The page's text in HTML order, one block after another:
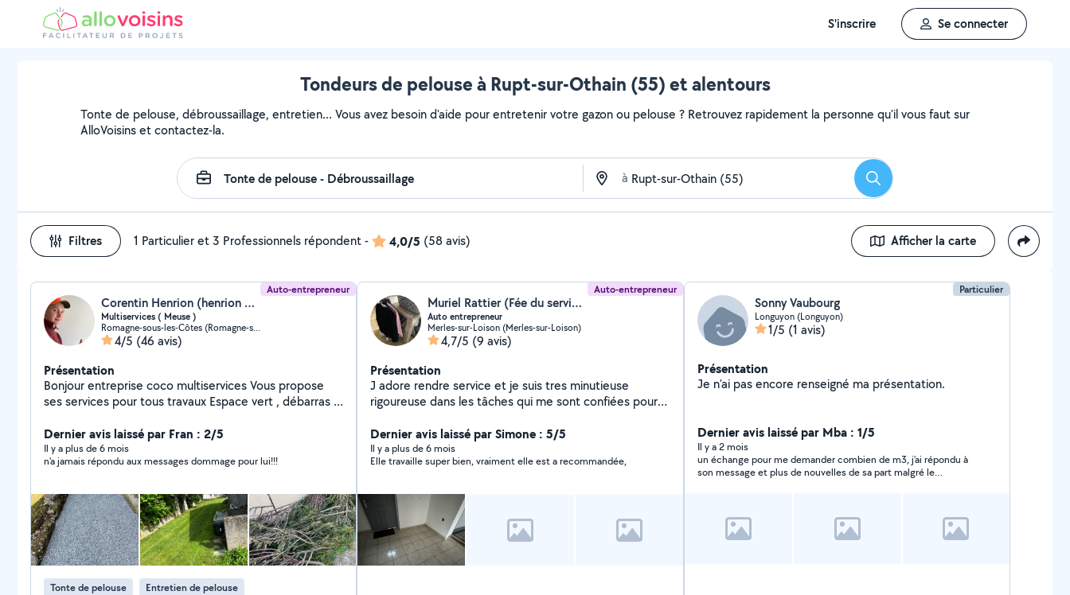
S'inscrire Se connecter
Tondeurs de pelouse à Rupt-sur-Othain (55) et alentours
Tonte de pelouse, débroussaillage, entretien... Vous avez besoin d'aide pour entretenir votre gazon ou pelouse ? Retrouvez rapidement la personne qu'il vous faut sur
AlloVoisins et contactez-la.
à Rechercher
Filtres 1 Particulier et 3 Professionnels répondent- 4,0/5 (58 avis) Afficher la carte
Auto-entrepreneur
Corentin Henrion (henrion corentin)
Multiservices ( Meuse )
Romagne-sous-les-Côtes (Romagne-sous-les-Côtes)
4/5 (46 avis)
Présentation
Bonjour entreprise coco multiservices Vous propose
ses services pour tous travaux Espace vert , débarras ,
N'attendez plus pour réaliser vos travaux Travail propre
et soigné Je me déplace dans un rayon de 80 autour
de Romagne sous les cote N'attendez plus pour
Dernier avis laissé par Fran : 2/5
Il y a plus de 6 mois
n'a jamais répondu aux messages dommage pour lui!!!
Tonte de pelouse Entretien de pelouse
Auto-entrepreneur
Muriel Rattier (Fée du service)
Auto entrepreneur
Merles-sur-Loison (Merles-sur-Loison)
4,7/5 (9 avis)
Présentation
J adore rendre service et je suis tres minutieuse
rigoureuse dans les tâches qui me sont confiées pour
extérieur comme tondre les pelouse entretenir les
plantes mais également dans la garde d animaux Je
suis maintenant auto entrepreneur je recherche des
Dernier avis laissé par Simone : 5/5
Il y a plus de 6 mois
Elle travaille super bien, vraiment elle est a recommandée,
Particulier
Sonny Vaubourg
Longuyon (Longuyon)
1/5 (1 avis)
Présentation
Je n'ai pas encore renseigné ma présentation.
Dernier avis laissé par Mba : 1/5
Il y a 2 mois
un échange pour me demander combien de m3, j’ai répondu à
son message et plus de nouvelles de sa part malgré le